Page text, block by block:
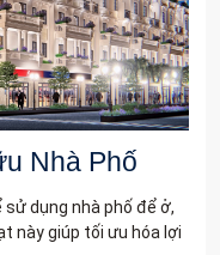
Nhà Phố
dụng nhà phố để ở,
này giúp tối ưu hóa lợi